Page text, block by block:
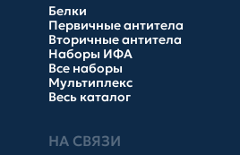
Белки
Первичные антитела
Вторичные антитела
Наборы ИФА
Все наборы
Мультиплекс
Весь каталог
НА СВЯЗИ